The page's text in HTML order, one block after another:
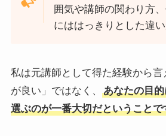
囲気や講師の関わり方
にははっきりとした違い
私は元講師として得た経験から
が良い」ではなく、
あなたの目
選ぶのが一番大切だということで